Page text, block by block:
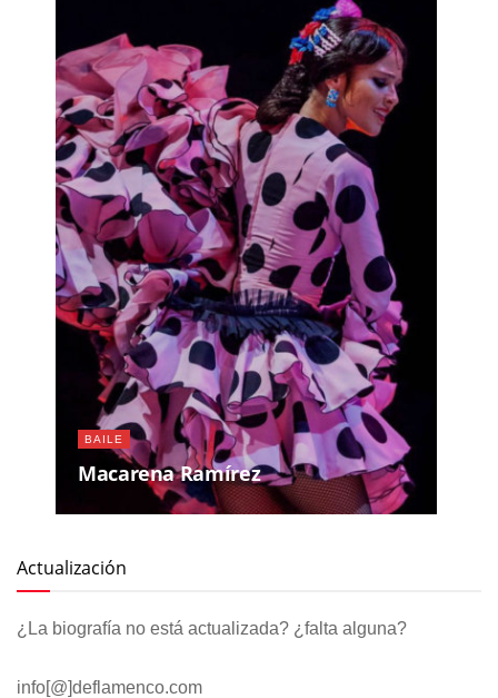
BAILE
Macarena Ramírez
Actualización
¿La biografía no está actualizada? ¿falta alguna?
info[@]deflamenco.com